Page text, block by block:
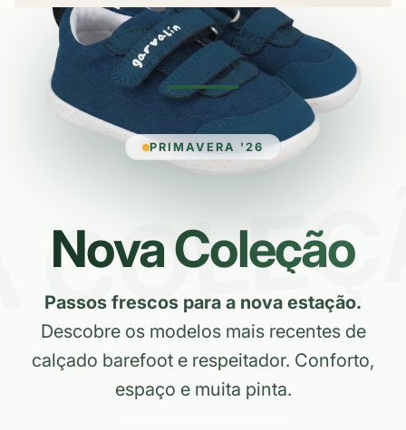
PRIMAVERA '26
Nova Coleção
Passos frescos para a nova estação.
Descobre os modelos mais recentes de
calçado barefoot e respeitador. Conforto,
espaço e muita pinta.